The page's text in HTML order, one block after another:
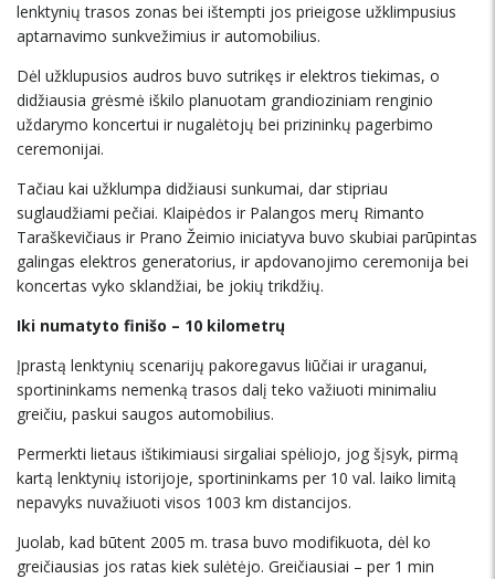
lenktynių trasos zonas bei ištempti jos prieigose užklimpusius
aptarnavimo sunkvežimius ir automobilius.
Dėl užklupusios audros buvo sutrikęs ir elektros tiekimas, o
didžiausia grėsmė iškilo planuotam grandioziniam renginio
uždarymo koncertui ir nugalėtojų bei prizininkų pagerbimo
ceremonijai.
Tačiau kai užklumpa didžiausi sunkumai, dar stipriau
suglaudžiami pečiai. Klaipėdos ir Palangos merų Rimanto
Taraškevičiaus ir Prano Žeimio iniciatyva buvo skubiai parūpintas
galingas elektros generatorius, ir apdovanojimo ceremonija bei
koncertas vyko sklandžiai, be jokių trikdžių.
Iki numatyto finišo – 10 kilometrų
Įprastą lenktynių scenarijų pakoregavus liūčiai ir uraganui,
sportininkams nemenką trasos dalį teko važiuoti minimaliu
greičiu, paskui saugos automobilius.
Permerkti lietaus ištikimiausi sirgaliai spėliojo, jog šįsyk, pirmą
kartą lenktynių istorijoje, sportininkams per 10 val. laiko limitą
nepavyks nuvažiuoti visos 1003 km distancijos.
Juolab, kad būtent 2005 m. trasa buvo modifikuota, dėl ko
greičiausias jos ratas kiek sulėtėjo. Greičiausiai – per 1 min